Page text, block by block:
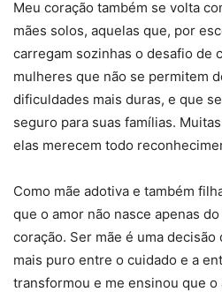
Meu coração também se volta
mães solos, aquelas que, por
carregam sozinhas o desafio de
mulheres que não se permitem
dificuldades mais duras, e que
seguro para suas famílias.
elas merecem todo
Como mãe adotiva e também
que o amor não nasce apenas
coração. Ser mãe é uma
mais puro entre o cuidado e a
transformou e me ensinou que